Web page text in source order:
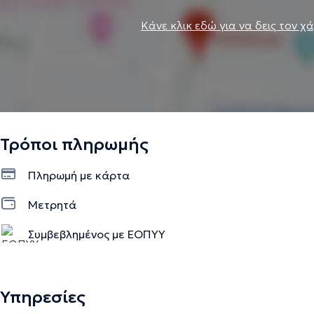
Κάνε κλικ εδώ για να δεις τον
Τρόποι πληρωμής
Πληρωμή με κάρτα
Μετρητά
Συμβεβλημένος με ΕΟΠΥΥ
Υπηρεσίες